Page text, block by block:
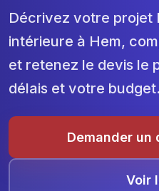
Décrivez votre projet
intérieure à Hem,
et retenez le devis le
délais et votre budget.
Demander
Voir